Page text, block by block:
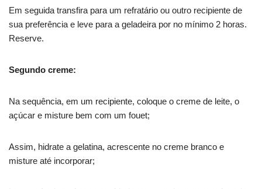
Em seguida transfira para um refratário ou outro recipiente de
sua preferência e leve para a geladeira por no mínimo 2 horas.
Reserve.
Segundo creme:
Na sequência, em um recipiente, coloque o creme de leite, o
açúcar e misture bem com um fouet;
Assim, hidrate a gelatina, acrescente no creme branco e
misture até incorporar;